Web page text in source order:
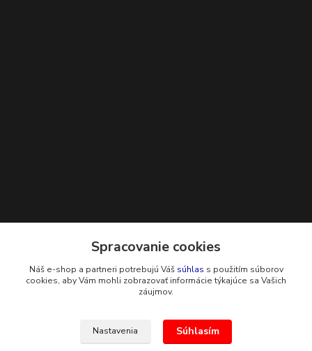
+421 948 229 224
Spracovanie cookies
Náš e-shop a partneri potrebujú Váš súhlas s použitím súborov
cookies, aby Vám mohli zobrazovať informácie týkajúce sa Vašich
záujmov.
Nastavenia Súhlasím